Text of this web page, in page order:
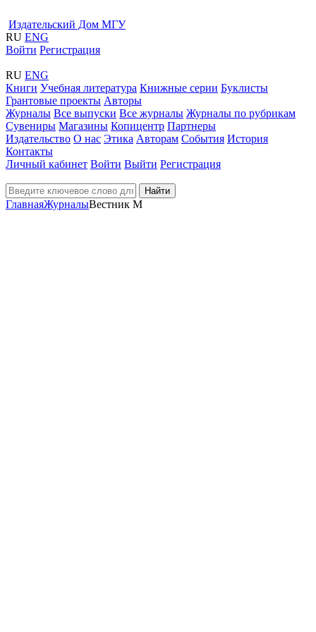
Издательский Дом МГУ
RU ENG
Войти Регистрация
RU ENG
Книги Учебная литература Книжные серии Буклисты
Грантовые проекты Авторы
Журналы Все выпуски Все журналы Журналы по рубрикам
Сувениры Магазины Копицентр Партнеры
Издательство О нас Этика Авторам События История
Контакты
Личный кабинет Войти Выйти Регистрация
Найти
ГлавнаяЖурналыВестник М